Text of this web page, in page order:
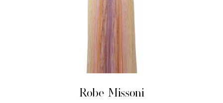
JE SHOPPE
Robe Missoni